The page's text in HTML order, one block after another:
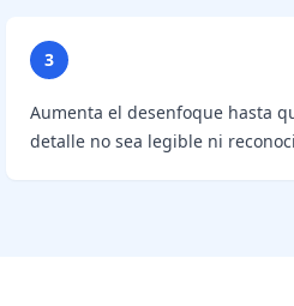
3
Aumenta el desenfoque hasta
detalle no sea legible ni